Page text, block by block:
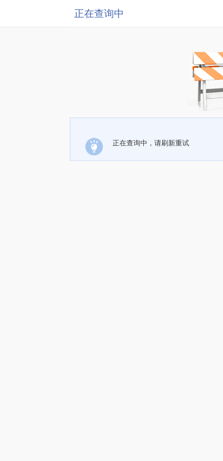
正在查询中
正在查询中，请刷新重试